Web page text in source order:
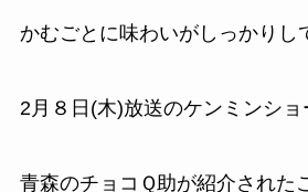
かむごとに味わいがしっかりし
2月８日(木)放送のケンミンショ
青森のチョコＱ助が紹介された